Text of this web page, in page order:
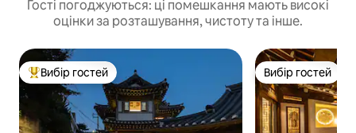
Гості погоджуються: ці помешкання мають високі
оцінки за розташування, чистоту та інше.
Топ вибір гостей
Вибір гостей Вибір гостей
Вибір гостей